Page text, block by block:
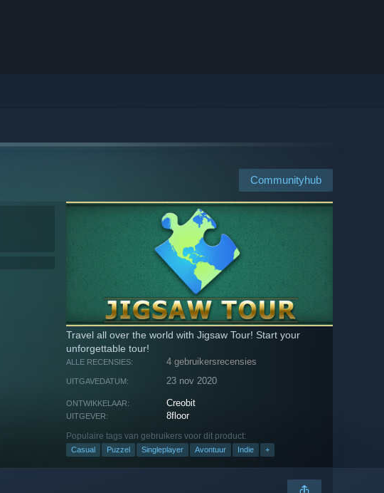
Communityhub
Travel all over the world with Jigsaw Tour! Start your
unforgettable tour!
ALLE RECENSIES: 4 gebruikersrecensies
UITGAVEDATUM: 23 nov 2020
ONTWIKKELAAR: Creobit
UITGEVER: 8floor
Populaire tags van gebruikers voor dit product:
Casual Puzzel Singleplayer Avontuur Indie +